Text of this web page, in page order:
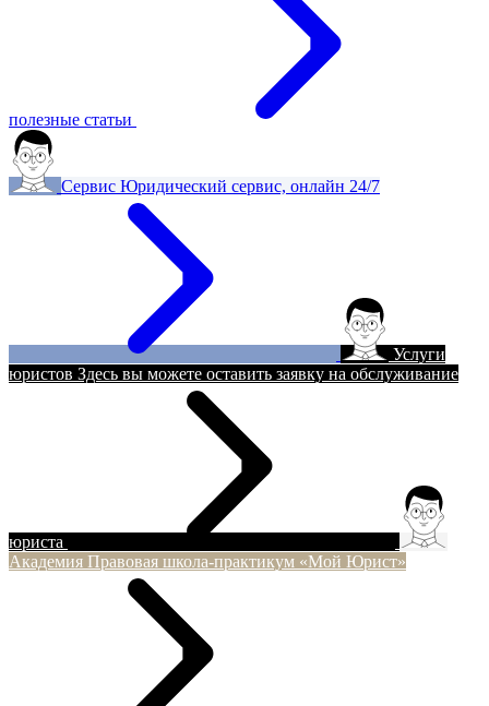
полезные статьи
Сервис Юридический сервис, онлайн 24/7
Услуги
юристов Здесь вы можете оставить заявку на обслуживание
юриста
Академия Правовая школа-практикум «Мой Юрист»